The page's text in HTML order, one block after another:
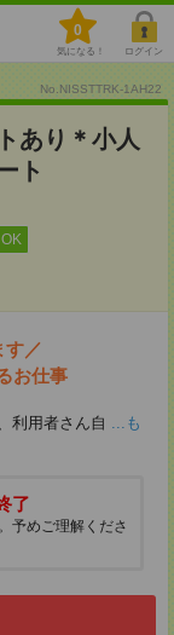
0
気になる！ ログイン
No.NISSTTRK-1AH22
あり＊小人
ト
す／
お仕事
利用者さん自 ...も
了
予めご理解くださ